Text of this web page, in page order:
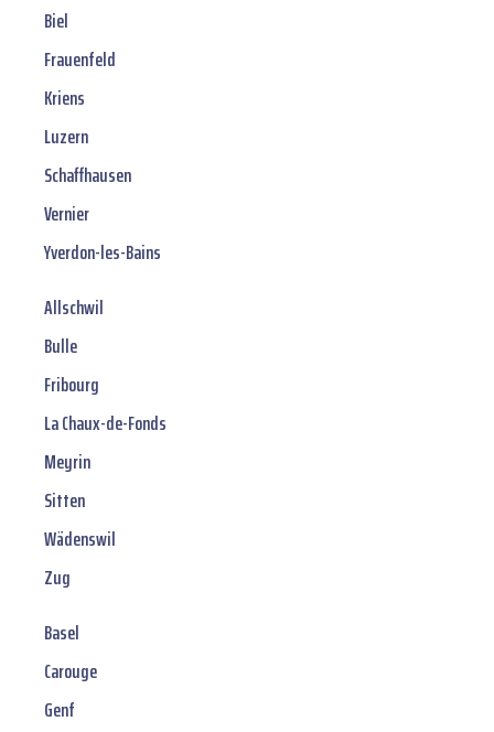
Biel
Frauenfeld
Kriens
Luzern
Schaffhausen
Vernier
Yverdon-les-Bains
Allschwil
Bulle
Fribourg
La Chaux-de-Fonds
Meyrin
Sitten
Wädenswil
Zug
Basel
Carouge
Genf